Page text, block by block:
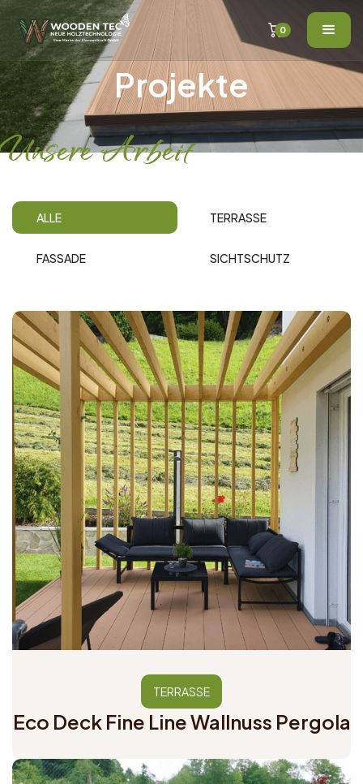
0
Unsere Arbeit
Projekte
ALLE TERRASSE
FASSADE SICHTSCHUTZ
TERRASSE
Eco Deck Fine Line Wallnuss Pergola